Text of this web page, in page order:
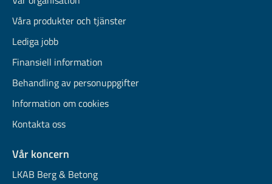
Våra produkter och tjänster
Lediga jobb
Finansiell information
Behandling av personuppgifter
Information om cookies
Kontakta oss
Vår koncern
LKAB Berg & Betong